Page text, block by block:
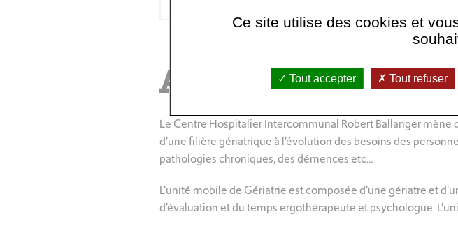
Activités
Le Centre Hospitalier Intercommunal Robert Ballanger
d’une filière gériatrique à l’évolution des besoins des
pathologies chroniques, des démences etc…
L’unité mobile de Gériatrie est composée d’une gériatre et
d’évaluation et du temps ergothérapeute et psychologue.
Ce site utilise des cookies et
Tout accepter Tout refuser